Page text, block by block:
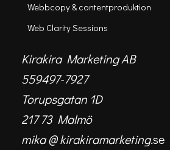
Webbcopy & contentproduktion
Web Clarity Sessions
Kirakira Marketing AB
559497-7927
Torupsgatan 1D
217 73 Malmö
mika @ kirakiramarketing.se